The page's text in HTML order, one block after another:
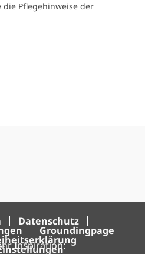
die Pflegehinweise der
Inspiration:
Datenschutz
Groundingpage